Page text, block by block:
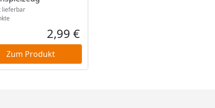
lieferbar
Aktueller Preis
2,99 €
Zum Produkt